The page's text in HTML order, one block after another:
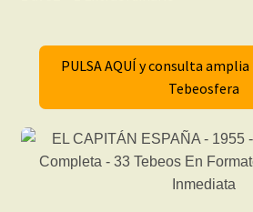
PULSA AQUÍ y consulta
Tebeosfera